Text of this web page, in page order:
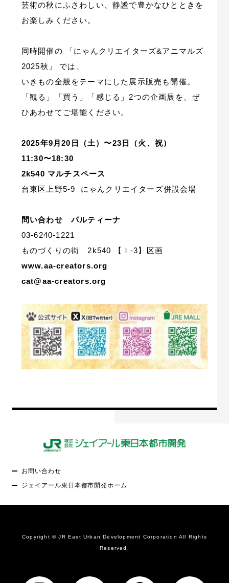
芸術の秋にふさわしい、静謐で豊かなひとときを
お楽しみください。
同時開催の 「にゃんクリエイターズ&アニマルズ
2025秋」 では、
いきもの全般をテーマにした展示販売も開催。
「観る」「買う」「感じる」2つの企画展を、ぜ
ひあわせてご堪能ください。
2025年9月20日（土）〜23日（火、祝）
11:30〜18:30
2k540 マルチスペース
台東区上野5-9 にゃんクリエイターズ併設会場
問い合わせ パルティーナ
03-6240-1221
ものづくりの街 2k540 【Ｉ-3】区画
www.aa-creators.org
cat@aa-creators.org
お問い合わせ
ジェイアール東日本都市開発ホーム
Copyright © JR East Urban Development Corporation All Rights
Reserved.